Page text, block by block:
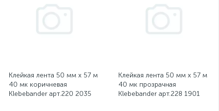
Клейкая лента 50 мм х 57 м
40 мк коричневая
Klebebander арт.220 2035
Клейкая лента 50 мм х 57 м
40 мк прозрачная
Klebebander арт.228 1901